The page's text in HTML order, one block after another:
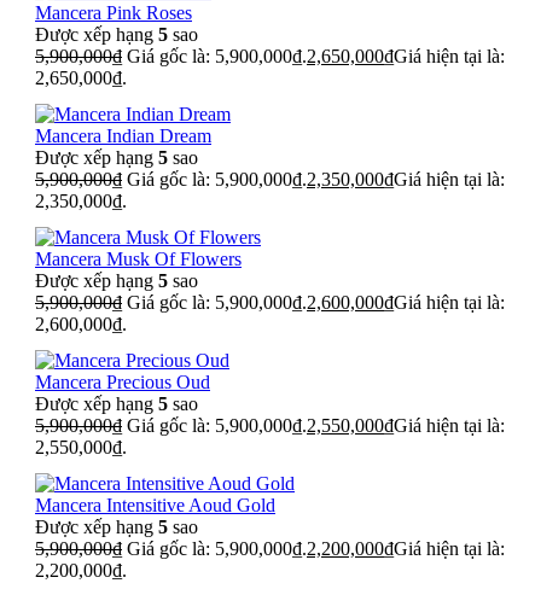
Mancera Pink Roses
Được xếp hạng 5 sao
5,900,000₫ Giá gốc là: 5,900,000₫.2,650,000₫Giá hiện tại là:
2,650,000₫.
Mancera Indian Dream
Được xếp hạng 5 sao
5,900,000₫ Giá gốc là: 5,900,000₫.2,350,000₫Giá hiện tại là:
2,350,000₫.
Mancera Musk Of Flowers
Được xếp hạng 5 sao
5,900,000₫ Giá gốc là: 5,900,000₫.2,600,000₫Giá hiện tại là:
2,600,000₫.
Mancera Precious Oud
Được xếp hạng 5 sao
5,900,000₫ Giá gốc là: 5,900,000₫.2,550,000₫Giá hiện tại là:
2,550,000₫.
Mancera Intensitive Aoud Gold
Được xếp hạng 5 sao
5,900,000₫ Giá gốc là: 5,900,000₫.2,200,000₫Giá hiện tại là:
2,200,000₫.